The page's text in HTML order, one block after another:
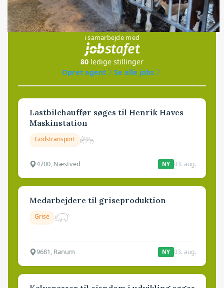
Jobs
i samarbejde med
80 ledige stillinger
Opret agent
Se alle jobs
Lastbilchauffør søges til Henrik Haves
Maskinstation
Godstransport
4700, Næstved NY 03. aug.
Medarbejdere til griseproduktion
Grise
9681, Ranum NY 03. aug.